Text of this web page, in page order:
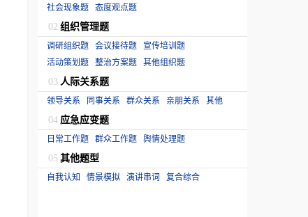
社会现象题 态度观点题
02 组织管理题
调研组织题 会议接待题 宣传培训题
活动策划题 整治方案题 其他组织题
03 人际关系题
领导关系 同事关系 群众关系 亲朋关系 其他
04 应急应变题
日常工作题 群众工作题 舆情处理题
05 其他题型
自我认知 情景模拟 演讲串词 复合综合